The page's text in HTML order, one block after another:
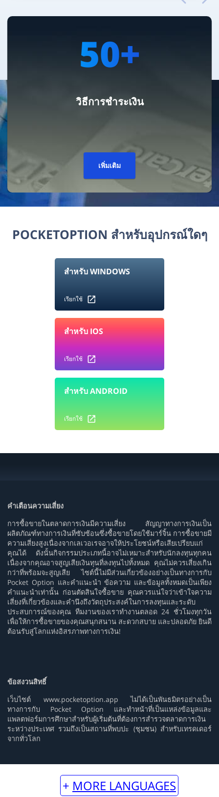
50+
วิธีการชำระเงิน
เพิ่มเติม
POCKETOPTION สำหรับอุปกรณ์ใดๆ
สำหรับ WINDOWS
เรียกใช้
สำหรับ IOS
เรียกใช้
สำหรับ ANDROID
เรียกใช้
คำเตือนความเสี่ยง
การซื้อขายในตลาดการเงินมีความเสี่ยง สัญญาทางการเงินเป็น
ผลิตภัณฑ์ทางการเงินที่ซับซ้อนซึ่งซื้อขายโดยใช้มาร์จิ้น การซื้อขายมี
ความเสี่ยงสูงเนื่องจากเลเวอเรจอาจให้ประโยชน์หรือเสียเปรียบแก่
คุณได้ ดังนั้นกิจกรรมประเภทนี้อาจไม่เหมาะสำหรับนักลงทุนทุกคน
เนื่องจากคุณอาจสูญเสียเงินทุนที่ลงทุนไปทั้งหมด คุณไม่ควรเสี่ยงเกิน
กว่าที่พร้อมจะสูญเสีย ไซต์นี้ไม่มีส่วนเกี่ยวข้องอย่างเป็นทางการกับ
Pocket Option และคำแนะนำ ข้อความ และข้อมูลทั้งหมดเป็นเพียง
คำแนะนำเท่านั้น ก่อนตัดสินใจซื้อขาย คุณควรแน่ใจว่าเข้าใจความ
เสี่ยงที่เกี่ยวข้องและคำนึงถึงวัตถุประสงค์ในการลงทุนและระดับ
ประสบการณ์ของคุณ ทีมงานของเราทำงานตลอด 24 ชั่วโมงทุกวัน
เพื่อให้การซื้อขายของคุณสนุกสนาน สะดวกสบาย และปลอดภัย ยินดี
ต้อนรับสู่โลกแห่งอิสรภาพทางการเงิน!
ข้อสงวนสิทธิ์
เว็บไซต์ www.pocketoption.app ไม่ได้เป็นพันธมิตรอย่างเป็น
ทางการกับ Pocket Option และทำหน้าที่เป็นแหล่งข้อมูลและ
แพลตฟอร์มการศึกษาสำหรับผู้เริ่มต้นที่ต้องการสำรวจตลาดการเงิน
ระหว่างประเทศ รวมถึงเป็นสถานที่พบปะ (ชุมชน) สำหรับเทรดเดอร์
จากทั่วโลก
MORE LANGUAGES